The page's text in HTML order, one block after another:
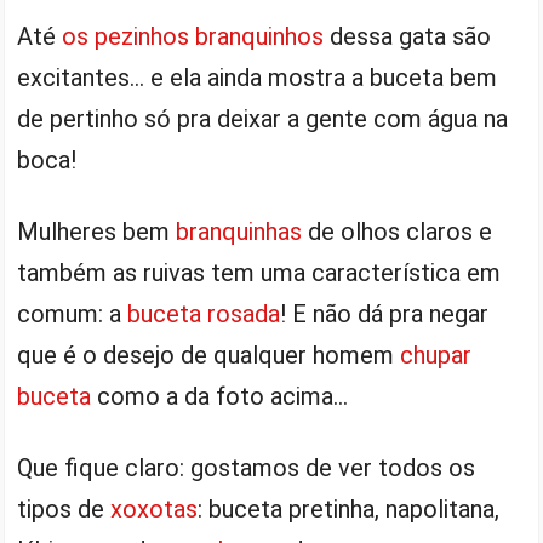
Até os pezinhos branquinhos dessa gata são
excitantes… e ela ainda mostra a buceta bem
de pertinho só pra deixar a gente com água na
boca!
Mulheres bem branquinhas de olhos claros e
também as ruivas tem uma característica em
comum: a buceta rosada! E não dá pra negar
que é o desejo de qualquer homem chupar
buceta como a da foto acima…
Que fique claro: gostamos de ver todos os
tipos dexoxotas: buceta pretinha, napolitana,